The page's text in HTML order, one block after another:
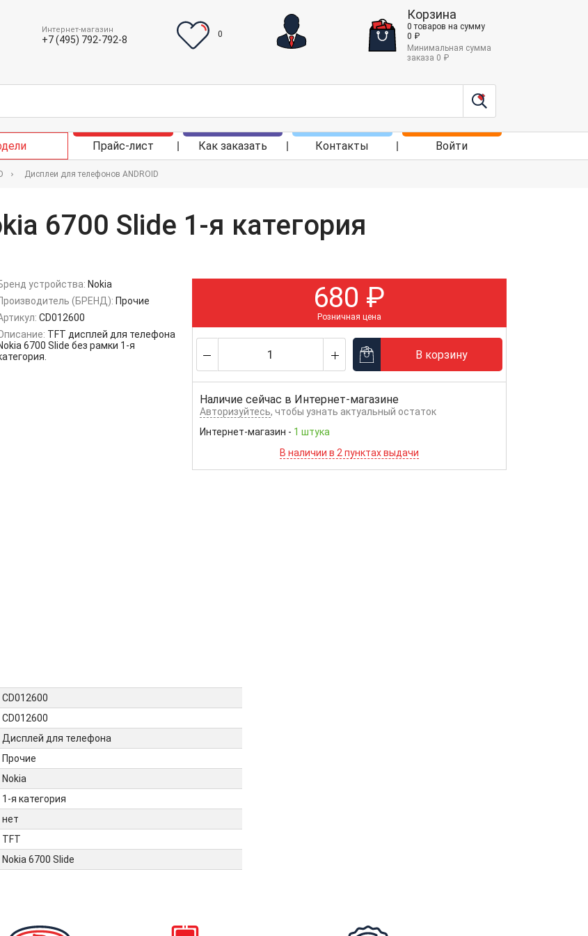
Интернет-магазин
+7 (495) 792-792-8
0
Корзина
0 товаров на сумму
0 ₽
Минимальная сумма
заказа 0 ₽
Прайс-лист Как заказать Контакты Войти
Дисплеи для телефонов ANDROID
6700 Slide 1-я категория
устройства: Nokia
(БРЕНД): Прочие
CD012600
TFT дисплей для телефона
6700 Slide без рамки 1-я
680 ₽
Розничная цена
В корзину
Наличие сейчас в Интернет-магазине
Авторизуйтесь, чтобы узнать актуальный остаток
Интернет-магазин - 1 штука
В наличии в 2 пунктах выдачи
CD012600
CD012600
Дисплей для телефона
Прочие
Nokia
1-я категория
нет
TFT
Nokia 6700 Slide